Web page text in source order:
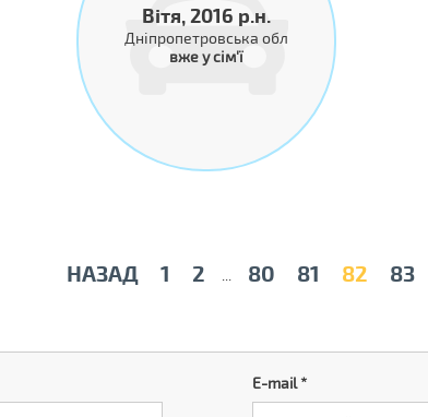
Вітя, 2016 р.н.
Дніпропетровська обл
вже у сім'ї
НАЗАД 1 2 ... 80 81 82 83
E-mail*